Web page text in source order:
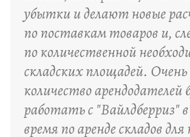
убытки и делают новые
по поставкам товаров и,
по количественной
складских площадей.
количество
работать с "Вайлдберриз"
время по аренде складов